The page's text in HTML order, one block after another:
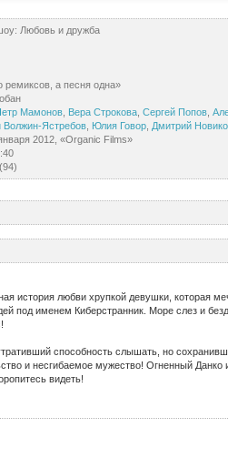
Любовь и дружба
ремиксов, а песня одна»
Мамонов, Вера Строкова, Сергей Попов,
Волжин-Ястребов, Юлия Говор, Дмитрий
2012, «Organic Films»
история любви хрупкой девушки, которая
под именем Киберстранник. Море слез и
способность слышать, но
и несгибаемое мужество! Огненный Данко
видеть!